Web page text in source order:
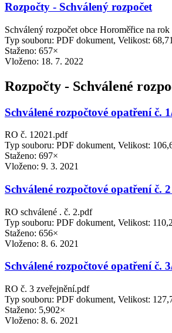
Rozpočty - Schválený rozpočet
Schválený rozpočet obce Horoměřice na
Typ souboru: PDF dokument, Velikost:
Staženo: 657×
Vloženo: 18. 7. 2022
Rozpočty - Schválené
Schválené rozpočtové opatření č.
RO č. 12021.pdf
Typ souboru: PDF dokument, Velikost:
Staženo: 697×
Vloženo: 9. 3. 2021
Schválené rozpočtové opatření č. 2
RO schválené . č. 2.pdf
Typ souboru: PDF dokument, Velikost:
Staženo: 656×
Vloženo: 8. 6. 2021
Schválené rozpočtové opatření č.
RO č. 3 zveřejnění.pdf
Typ souboru: PDF dokument, Velikost:
Staženo: 5,902×
Vloženo: 8. 6. 2021